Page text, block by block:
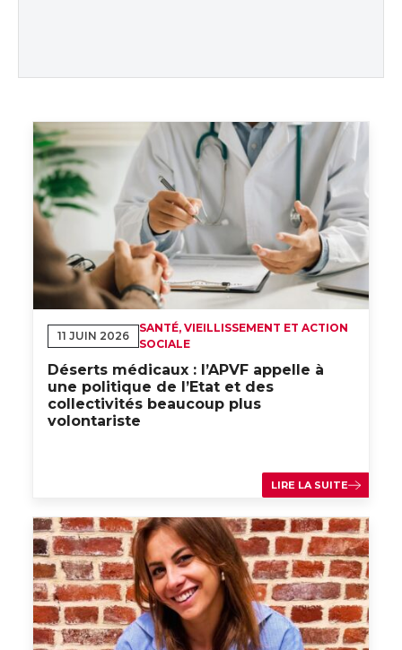
11 JUIN 2026
SANTÉ, VIEILLISSEMENT ET ACTION
SOCIALE
Déserts médicaux : l’APVF appelle à
une politique de l’Etat et des
collectivités beaucoup plus
volontariste
LIRE LA SUITE